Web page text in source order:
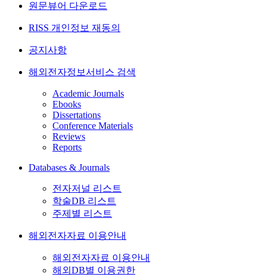
원문뷰어 다운로드
RISS 개인정보 재동의
공지사항
해외전자정보서비스 검색
Academic Journals
Ebooks
Dissertations
Conference Materials
Reviews
Reports
Databases & Journals
전자저널 리스트
학술DB 리스트
주제별 리스트
해외전자자료 이용안내
해외전자자료 이용안내
해외DB별 이용권한